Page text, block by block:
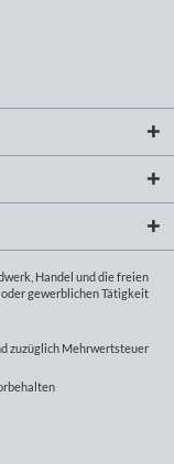
Handel und die freien
gewerblichen Tätigkeit
zuzüglich Mehrwertsteuer